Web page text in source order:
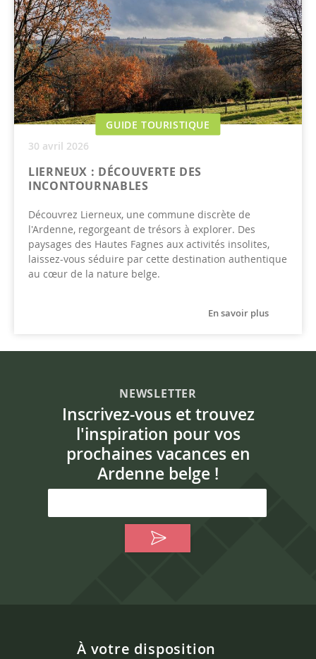
GUIDE TOURISTIQUE
30 avril 2026
LIERNEUX : DÉCOUVERTE DES
INCONTOURNABLES
Découvrez Lierneux, une commune discrète de
l'Ardenne, regorgeant de trésors à explorer. Des
paysages des Hautes Fagnes aux activités insolites,
laissez-vous séduire par cette destination authentique
au cœur de la nature belge.
En savoir plus
NEWSLETTER
Inscrivez-vous et trouvez
l'inspiration pour vos
prochaines vacances en
Ardenne belge !
À votre disposition